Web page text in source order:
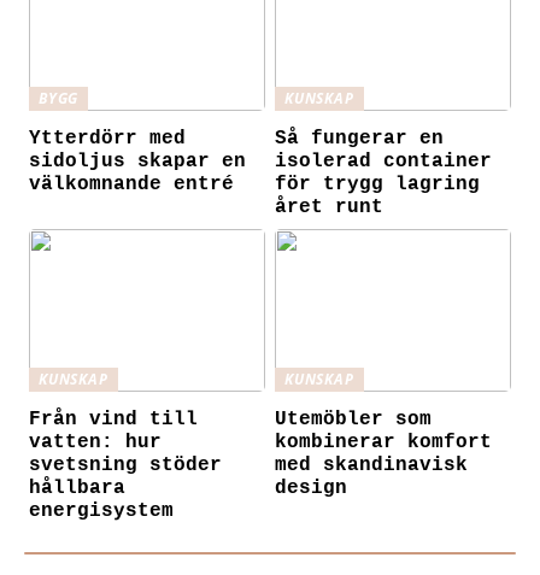
BYGG
Ytterdörr med
sidoljus skapar en
välkomnande entré
KUNSKAP
Så fungerar en
isolerad container
för trygg lagring
året runt
KUNSKAP
Från vind till
vatten: hur
svetsning stöder
hållbara
energisystem
KUNSKAP
Utemöbler som
kombinerar komfort
med skandinavisk
design